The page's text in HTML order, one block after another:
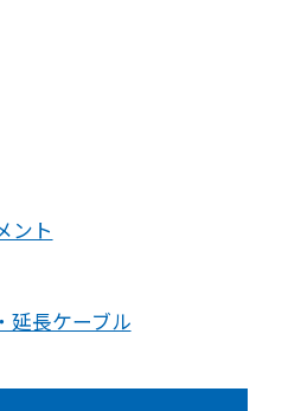
ント
延長ケーブル